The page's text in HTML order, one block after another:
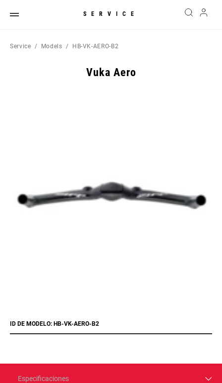
SERVICE
Service Models HB-VK-AERO-B2
Vuka Aero
ID DE MODELO: HB-VK-AERO-B2
Especificaciones